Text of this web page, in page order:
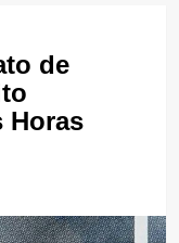
de
Horas